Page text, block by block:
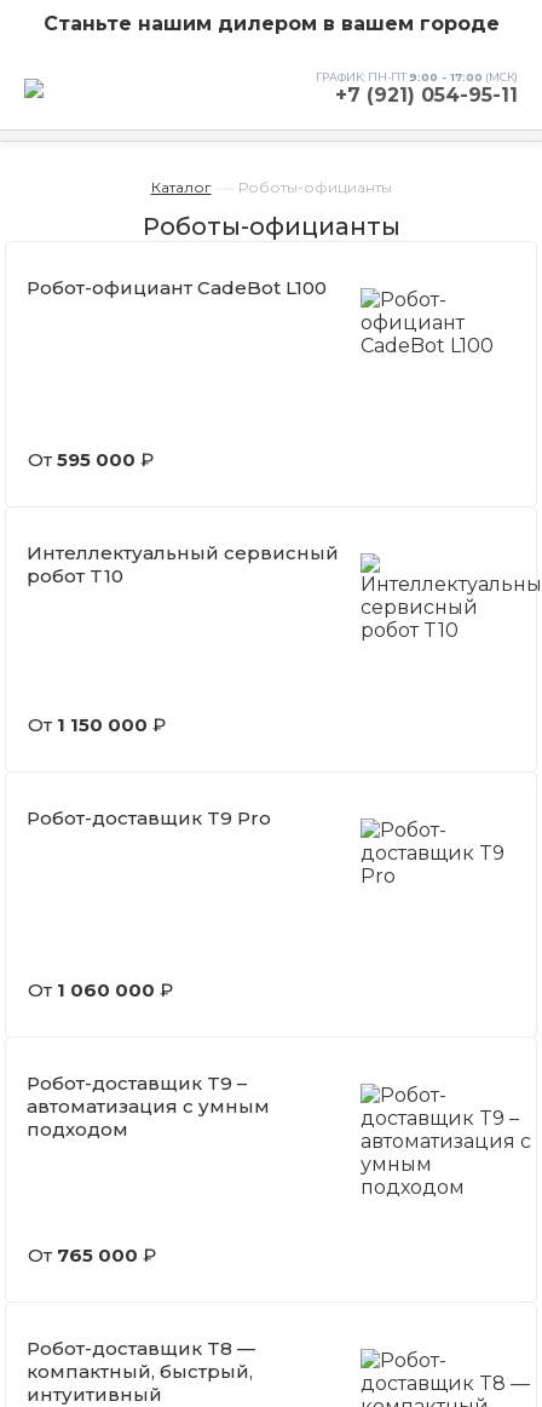
Станьте нашим дилером в вашем городе
+7 (921) 054-95-11
ГРАФИК: ПН-ПТ9:00 - 17:00 (МСК)
Роботы-официанты
Каталог Роботы-официанты
Робот-официант CadeBot L100
От 595 000 ₽
Интеллектуальный сервисный
робот T10
От 1 150 000 ₽
Робот-доставщик T9 Pro
От 1 060 000 ₽
Робот-доставщик T9 –
автоматизация с умным
подходом
От 765 000 ₽
Робот-доставщик T8 —
компактный, быстрый,
интуитивный